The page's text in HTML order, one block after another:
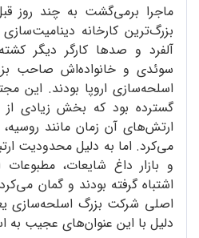
ماجرا برمی‌گشت به چند روز
بزرگ‌ترین کارخانه
آلفرد و صدها کارگر دیگر
سوئدی و خانواده‌اش صاحب
اسلحه‌سازی اروپا بودند. این
گسترده بود که بخش زیادی از
ارتش‌های آن زمان مانند روسیه،
می‌کرد. اما به دلیل محدودیت
و بازار داغ شایعات،
اشتباه گرفته بودند و گمان
اصلی شرکت بزرگ اسلحه‌سازی
دلیل با این عنوان‌های عجیب به